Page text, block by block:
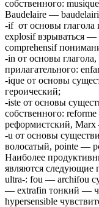
собственного:
Baudelaire —
-if от основы глагола
explosif взрываться
comprehensif
-in от основы
прилагательного:
-ique от основы
героический;
-iste от основы
собственного:
реформистский,
-u от основы
волосатый, pointe —
Наиболее
являются следующие
ultra-: fou — archifou
— extrafin тонкий —
hypersensible